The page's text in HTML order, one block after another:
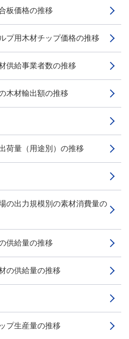
板価格の推移
プ用木材チップ価格の推移
供給事業者数の推移
木材輸出額の推移
荷量（用途別）の推移
の出力規模別の素材消費量の
供給量の推移
の供給量の推移
プ生産量の推移